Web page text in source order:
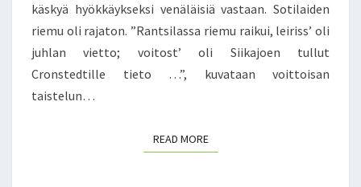
T
I
U
L
A
käskyä hyökkäykseksi venäläisiä vastaan. Sotilaiden
riemu oli rajaton. ”Rantsilassa riemu raikui, leiriss’ oli
juhlan vietto; voitost’ oli Siikajoen tullut
Cronstedtille tieto …”, kuvataan voittoisan
taistelun…
READ MOREREAD MORE